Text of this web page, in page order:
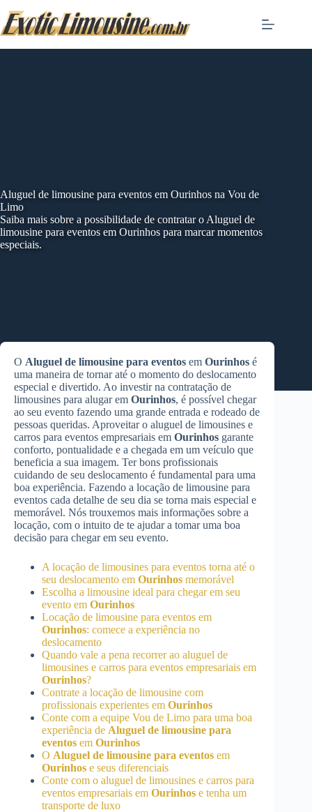
to
content
Aluguel de limousine para eventos em Ourinhos na Vou de
Limo
Saiba mais sobre a possibilidade de contratar o Aluguel de
limousine para eventos em Ourinhos para marcar momentos
especiais.
O Aluguel de limousine para eventos em Ourinhos é
uma maneira de tornar até o momento do deslocamento
especial e divertido. Ao investir na contratação de
limousines para alugar em Ourinhos, é possível chegar
ao seu evento fazendo uma grande entrada e rodeado de
pessoas queridas. Aproveitar o aluguel de limousines e
carros para eventos empresariais em Ourinhos garante
conforto, pontualidade e a chegada em um veículo que
beneficia a sua imagem. Ter bons profissionais
cuidando de seu deslocamento é fundamental para uma
boa experiência. Fazendo a locação de limousine para
eventos cada detalhe de seu dia se torna mais especial e
memorável. Nós trouxemos mais informações sobre a
locação, com o intuito de te ajudar a tomar uma boa
decisão para chegar em seu evento.
A locação de limousines para eventos torna até o
seu deslocamento em Ourinhos memorável
Escolha a limousine ideal para chegar em seu
evento em Ourinhos
Locação de limousine para eventos em
Ourinhos: comece a experiência no
deslocamento
Quando vale a pena recorrer ao aluguel de
limousines e carros para eventos empresariais em
Ourinhos?
Contrate a locação de limousine com
profissionais experientes em Ourinhos
Conte com a equipe Vou de Limo para uma boa
experiência de Aluguel de limousine para
eventos em Ourinhos
O Aluguel de limousine para eventos em
Ourinhos e seus diferenciais
Conte com o aluguel de limousines e carros para
eventos empresariais em Ourinhos e tenha um
transporte de luxo